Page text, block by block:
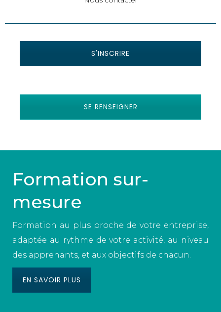
S'INSCRIRE
SE RENSEIGNER
Formation sur-
mesure
Formation au plus proche de votre entreprise,
adaptée au rythme de votre activité, au niveau
des apprenants, et aux objectifs de chacun.
EN SAVOIR PLUS